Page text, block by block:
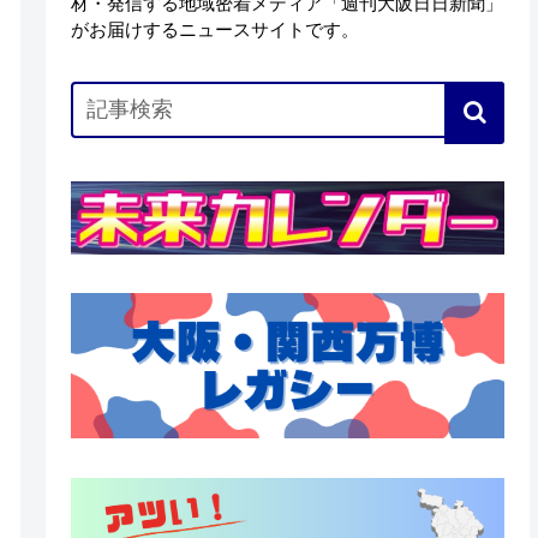
がお届けするニュースサイトです。